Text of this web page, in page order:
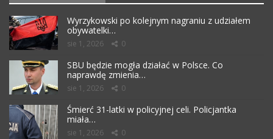
Wyrzykowski po kolejnym nagraniu z udziałem
obywatelki…
sie 1, 2026 0
SBU będzie mogła działać w Polsce. Co
naprawdę zmienia…
sie 1, 2026 0
Śmierć 31-latki w policyjnej celi. Policjantka
miała…
sie 1, 2026 0